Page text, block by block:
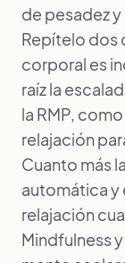
de pesadez
Repítelo dos
corporal es
raíz la
la RMP,
relajación
Cuanto más
automática y
relajación
Mindfulness